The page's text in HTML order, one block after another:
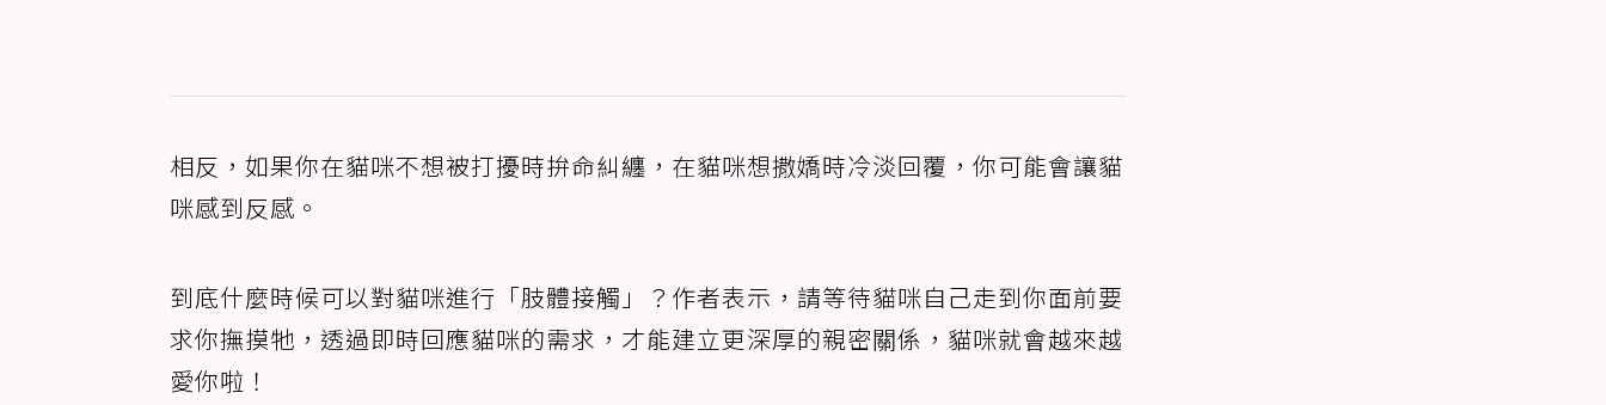
相反，如果你在貓咪不想被打擾時拚命糾纏，在貓咪想撒嬌時冷淡回覆，你可能會讓貓
咪感到反感。
到底什麼時候可以對貓咪進行「肢體接觸」？作者表示，請等待貓咪自己走到你面前要
求你撫摸牠，透過即時回應貓咪的需求，才能建立更深厚的親密關係，貓咪就會越來越
愛你啦！